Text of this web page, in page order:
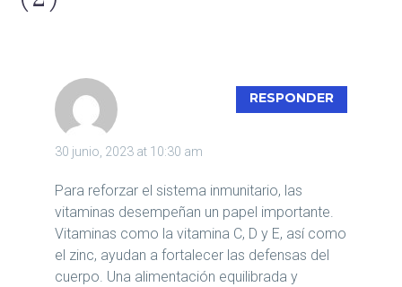
30 junio, 2023 at 10:30 am
RESPONDER
Para reforzar el sistema inmunitario, las
vitaminas desempeñan un papel importante.
Vitaminas como la vitamina C, D y E, así como
el zinc, ayudan a fortalecer las defensas del
cuerpo. Una alimentación equilibrada y